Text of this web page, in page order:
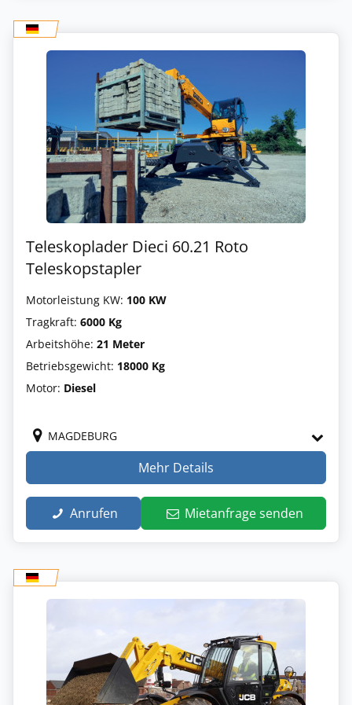
Teleskoplader Dieci 60.21 Roto
Teleskopstapler
Motorleistung KW: 100 KW
Tragkraft: 6000 Kg
Arbeitshöhe: 21 Meter
Betriebsgewicht: 18000 Kg
Motor: Diesel
MAGDEBURG
Mehr Details
Anrufen Mietanfrage senden